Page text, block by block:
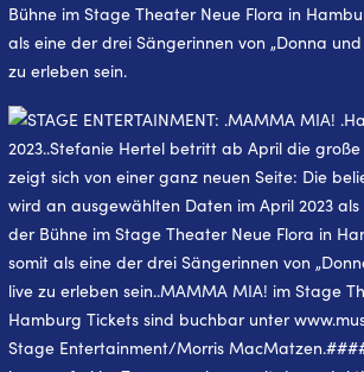
Bühne im Stage Theater Neue Flora in
als eine der drei Sängerinnen von „Donna
zu erleben sein.